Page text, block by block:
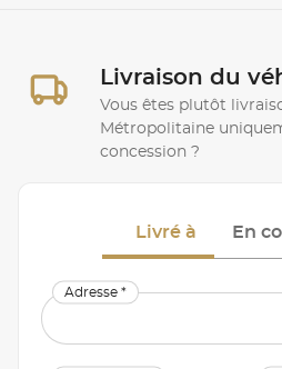
Livraison du
Vous êtes plutôt
Métropolitaine
concession ?
Livré à En
Adresse *